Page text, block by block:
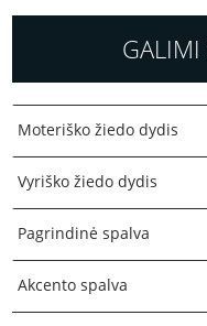
GALIMI
Moteriško žiedo dydis
Vyriško žiedo dydis
Pagrindinė spalva
Akcento spalva